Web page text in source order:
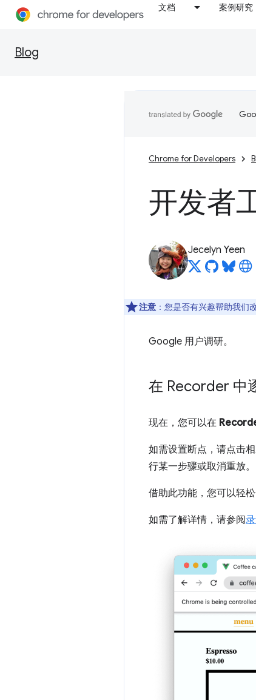
文档 案例研究
Blog
Chrome for Developers
开发者
Jecelyn Yeen
注意 ：您是否有兴趣帮助我们
Google 用户调研。
在 Recorder 中
现在，您可以在
如需设置断点，请点击
行某一步骤或取消重放。
借助此功能，您可以轻
如需了解详情，请参阅